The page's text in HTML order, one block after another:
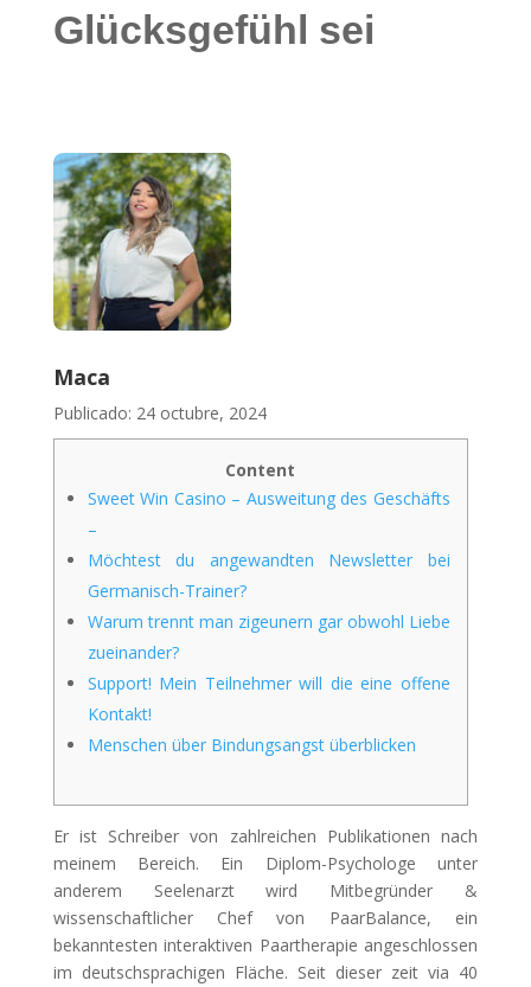
Glücksgefühl sei
Maca
Publicado: 24 octubre, 2024
Content
Sweet Win Casino – Ausweitung des Geschäfts
–
Möchtest du angewandten Newsletter bei
Germanisch-Trainer?
Warum trennt man zigeunern gar obwohl Liebe
zueinander?
Support! Mein Teilnehmer will die eine offene
Kontakt!
Menschen über Bindungsangst überblicken
Er ist Schreiber von zahlreichen Publikationen nach
meinem Bereich. Ein Diplom-Psychologe unter
anderem Seelenarzt wird Mitbegründer &
wissenschaftlicher Chef von PaarBalance, ein
bekanntesten interaktiven Paartherapie angeschlossen
im deutschsprachigen Fläche. Seit dieser zeit via 40